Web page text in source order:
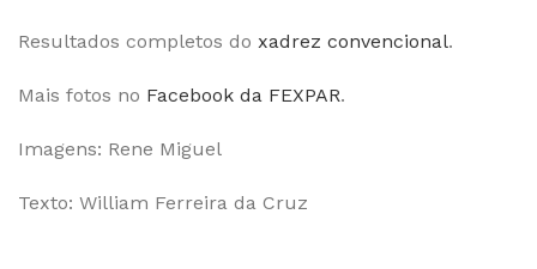
Resultados completos do xadrez convencional.
Mais fotos no Facebook da FEXPAR.
Imagens: Rene Miguel
Texto: William Ferreira da Cruz